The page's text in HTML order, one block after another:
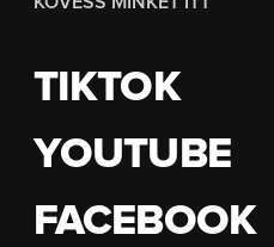
TIKTOK
YOUTUBE
FACEBOOK